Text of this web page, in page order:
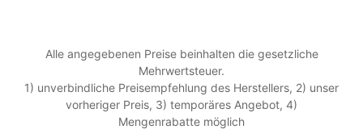
Alle angegebenen Preise beinhalten die gesetzliche
Mehrwertsteuer.
1) unverbindliche Preisempfehlung des Herstellers, 2) unser
vorheriger Preis, 3) temporäres Angebot, 4)
Mengenrabatte möglich